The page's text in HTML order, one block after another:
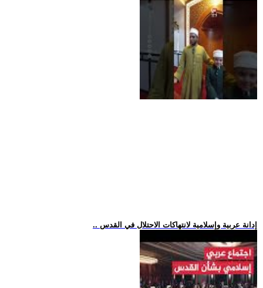
.. إدانة عربية وإسلامية لانتهاكات الاحتلال في القدس